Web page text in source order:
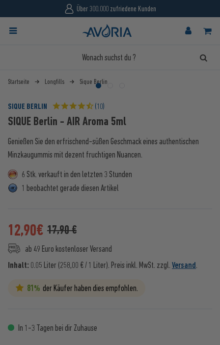
Über 300.000 zufriedene Kunden
Startseite Longfills Sique Berlin
SIQUE BERLIN (10)
SIQUE Berlin - AIR Aroma 5ml
Genießen Sie den erfrischend-süßen Geschmack eines authentischen
Minzkaugummis mit dezent fruchtigen Nuancen.
6 Stk. verkauft in den letzten 3 Stunden
1 beobachtet gerade diesen Artikel
12,90€ 17,90 €
ab 49 Euro kostenloser Versand
Inhalt: 0.05 Liter (258,00 € / 1 Liter). Preis inkl. MwSt. zzgl. Versand.
81% der Käufer haben dies empfohlen.
In 1-3 Tagen bei dir Zuhause